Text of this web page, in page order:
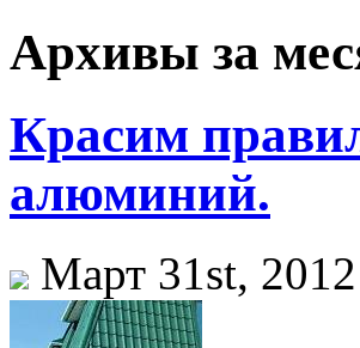
Архивы за
Красим
алюминий.
Март 31st, 2012